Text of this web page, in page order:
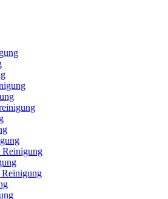
Reinigung
Reinigung